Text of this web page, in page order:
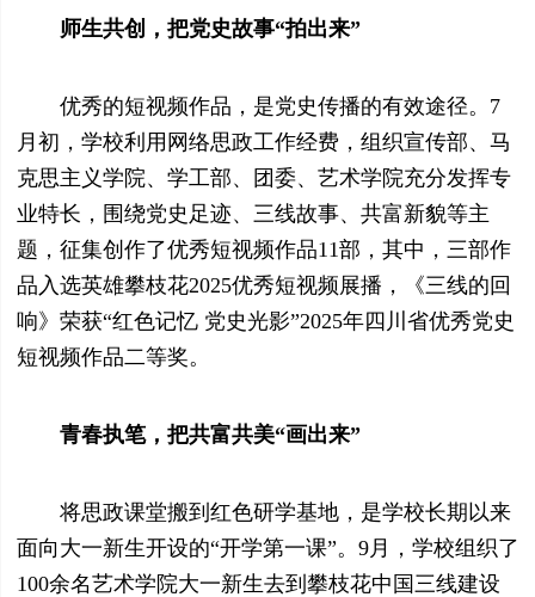
师生共创，把党史故事“拍出来”
优秀的短视频作品，是党史传播的有效途径。7
月初，学校利用网络思政工作经费，组织宣传部、马
克思主义学院、学工部、团委、艺术学院充分发挥专
业特长，围绕党史足迹、三线故事、共富新貌等主
题，征集创作了优秀短视频作品11部，其中，三部作
品入选英雄攀枝花2025优秀短视频展播，《三线的回
响》荣获“红色记忆 党史光影”2025年四川省优秀党史
短视频作品二等奖。
青春执笔，把共富共美“画出来”
将思政课堂搬到红色研学基地，是学校长期以来
面向大一新生开设的“开学第一课”。9月，学校组织了
100余名艺术学院大一新生去到攀枝花中国三线建设